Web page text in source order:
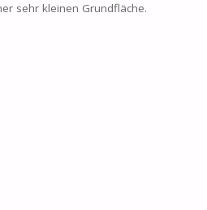
sehr kleinen Grundfläche.